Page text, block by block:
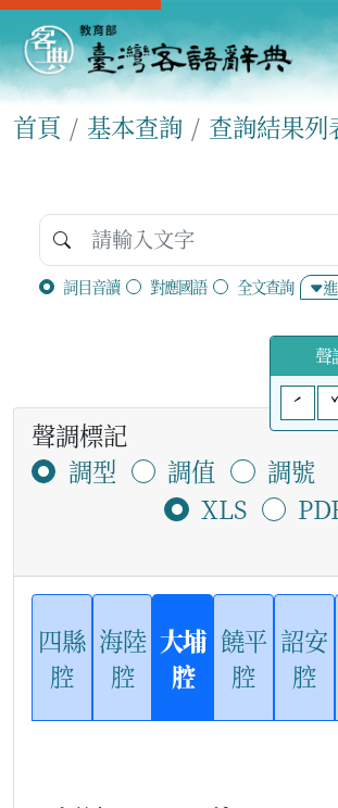
首頁 基本查詢 查詢結果列
詞目音讀 對應國語 全文查詢
聲
ˊ
ˇ
聲調標記
調型
調值
調號
XLS
四縣
腔
海陸
腔
大埔
腔
饒平
腔
詔安
腔